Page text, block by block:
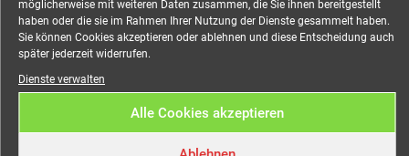
möglicherweise mit weiteren Daten zusammen, die Sie ihnen bereitgestellt
haben oder die sie im Rahmen Ihrer Nutzung der Dienste gesammelt haben.
Sie können Cookies akzeptieren oder ablehnen und diese Entscheidung auch
später jederzeit widerrufen.
Dienste verwalten
Alle Cookies akzeptieren
CEE 63A 5-pol
Phasenkontrollleuchten
Ausgang:
2x CEE 32A 5-pol mit MCB Typ C32 je
Steckplatz und RCD Typ A/30mA je Steckplatz